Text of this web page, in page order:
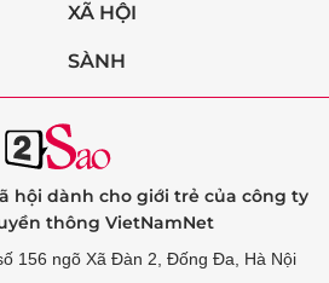
XÃ HỘI
SÀNH
hội dành cho giới trẻ của công ty
thông VietNamNet
156 ngõ Xã Đàn 2, Đống Đa, Hà Nội